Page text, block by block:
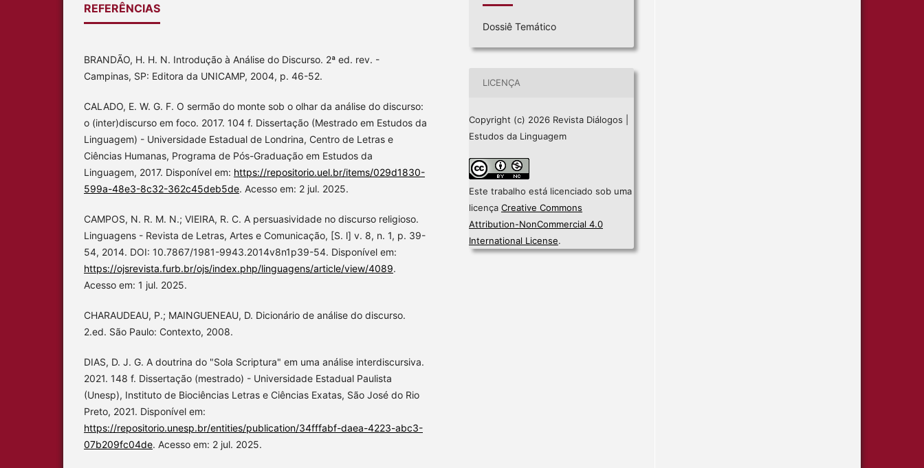
REFERÊNCIAS
BRANDÃO, H. H. N. Introdução à Análise do Discurso. 2ª ed. rev. -
Campinas, SP: Editora da UNICAMP, 2004, p. 46-52.
CALADO, E. W. G. F. O sermão do monte sob o olhar da análise do discurso:
o (inter)discurso em foco. 2017. 104 f. Dissertação (Mestrado em Estudos da
Linguagem) - Universidade Estadual de Londrina, Centro de Letras e
Ciências Humanas, Programa de Pós-Graduação em Estudos da
Linguagem, 2017. Disponível em: https://repositorio.uel.br/items/029d1830-
599a-48e3-8c32-362c45deb5de. Acesso em: 2 jul. 2025.
CAMPOS, N. R. M. N.; VIEIRA, R. C. A persuasividade no discurso religioso.
Linguagens - Revista de Letras, Artes e Comunicação, [S. l] v. 8, n. 1, p. 39-
54, 2014. DOI: 10.7867/1981-9943.2014v8n1p39-54. Disponível em:
https://ojsrevista.furb.br/ojs/index.php/linguagens/article/view/4089.
Acesso em: 1 jul. 2025.
CHARAUDEAU, P.; MAINGUENEAU, D. Dicionário de análise do discurso.
2.ed. São Paulo: Contexto, 2008.
DIAS, D. J. G. A doutrina do "Sola Scriptura" em uma análise interdiscursiva.
2021. 148 f. Dissertação (mestrado) - Universidade Estadual Paulista
(Unesp), Instituto de Biociências Letras e Ciências Exatas, São José do Rio
Preto, 2021. Disponível em:
https://repositorio.unesp.br/entities/publication/34fffabf-daea-4223-abc3-
07b209fc04de. Acesso em: 2 jul. 2025.
Dossiê Temático
LICENÇA
Copyright (c) 2026 Revista Diálogos |
Estudos da Linguagem
Este trabalho está licenciado sob uma
licença Creative Commons
Attribution-NonCommercial 4.0
International License.